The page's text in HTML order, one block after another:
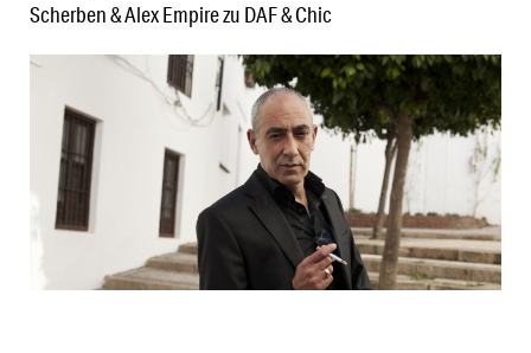
Scherben & Alex Empire zu DAF & Chic